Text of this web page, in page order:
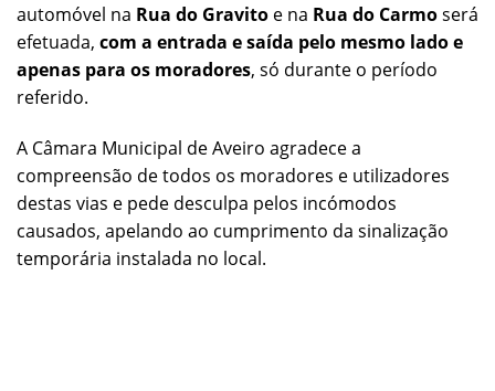
automóvel na Rua do Gravito e na Rua do Carmoserá
efetuada, com a entrada e saída pelo mesmo lado e
apenas para os moradores, só durante o período
referido.
A Câmara Municipal de Aveiro agradece a
compreensão de todos os moradores e utilizadores
destas vias e pede desculpa pelos incómodos
causados, apelando ao cumprimento da sinalização
temporária instalada no local.